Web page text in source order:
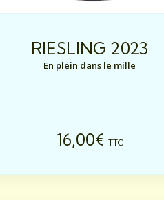
Moelleux
Sec
RIESLING 2023
En plein dans le mille
16,00€ TTC